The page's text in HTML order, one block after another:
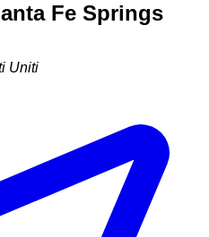
Fe Springs
Uniti